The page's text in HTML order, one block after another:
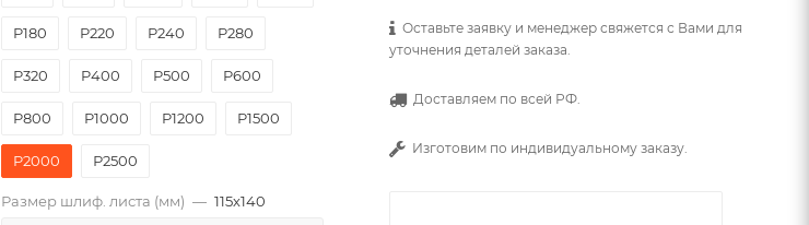
P180 P220 P240 P280
P320 P400 P500 P600
P800 P1000 P1200 P1500
P2000 Р2500
Размер шлиф. листа (мм) — 115х140
Оставьте заявку и менеджер свяжется с Вами для
уточнения деталей заказа.
Доставляем по всей РФ.
Изготовим по индивидуальному заказу.